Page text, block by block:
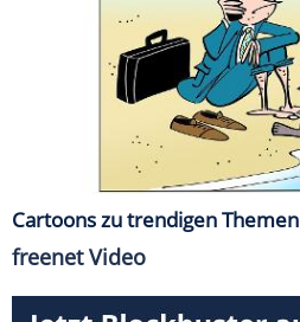
Cartoons zu trendigen Themen
freenet Video